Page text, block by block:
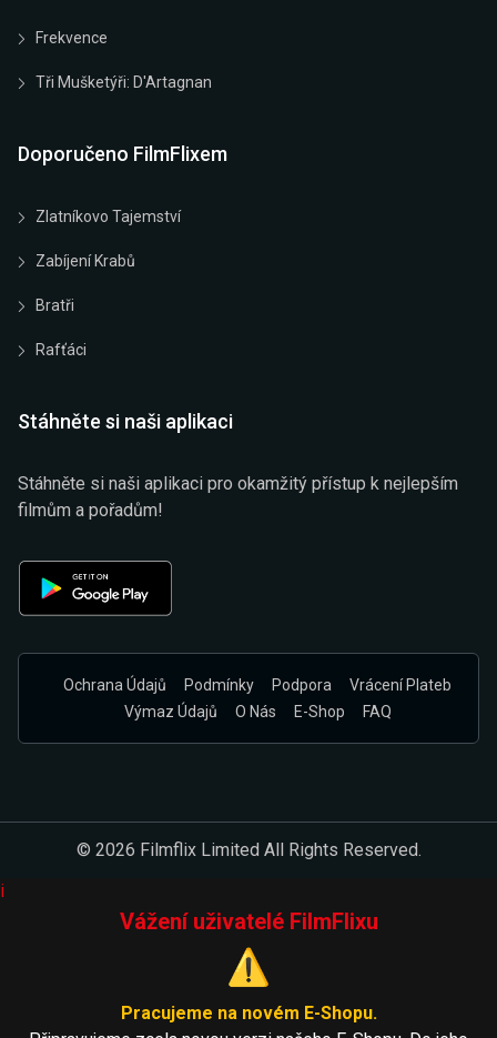
Frekvence
Tři Mušketýři: D'Artagnan
Doporučeno FilmFlixem
Zlatníkovo Tajemství
Zabíjení Krabů
Bratři
Rafťáci
Stáhněte si naši aplikaci
Stáhněte si naši aplikaci pro okamžitý přístup k nejlepším
filmům a pořadům!
Ochrana Údajů Podmínky Podpora
Vrácení Plateb
Výmaz Údajů
O Nás E-Shop FAQ
© 2026 Filmflix Limited All Rights Reserved.
i
Vážení uživatelé FilmFlixu
⚠️
Pracujeme na novém E-Shopu.